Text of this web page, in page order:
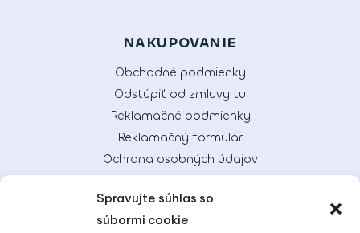
Spravujte súhlas so
súbormi cookie
NAKUPOVANIE
Obchodné podmienky
Odstúpiť od zmluvy tu
Reklamačné podmienky
Reklamačný formulár
Ochrana osobných údajov
Alternatívne riešenie sporov
Doprava